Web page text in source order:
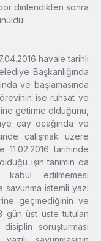
dinlendikten sonra
havale tarihli
Başkanlığında
ve başlamasında
ise ruhsat ve
getirme olduğunu,
çay ocağında ve
çalışmak üzere
11.02.2016 tarihinde
işin tanımın da
kabul edilmemesi
istemli yazı
geçmediğinin ve
gün üst üste tutulan
soruşturması